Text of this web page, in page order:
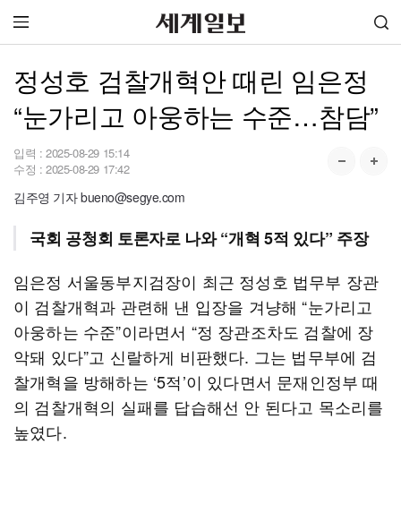
정성호 검찰개혁안 때린 임은정
“눈가리고 아웅하는 수준…참담”
입력 : 2025-08-29 15:14
수정 : 2025-08-29 17:42
김주영 기자 bueno@segye.com
국회 공청회 토론자로 나와 “개혁 5적 있다” 주장
임은정 서울동부지검장이 최근 정성호 법무부 장관
이 검찰개혁과 관련해 낸 입장을 겨냥해 “눈가리고
아웅하는 수준”이라면서 “정 장관조차도 검찰에 장
악돼 있다”고 신랄하게 비판했다. 그는 법무부에 검
찰개혁을 방해하는 ‘5적’이 있다면서 문재인정부 때
의 검찰개혁의 실패를 답습해선 안 된다고 목소리를
높였다.